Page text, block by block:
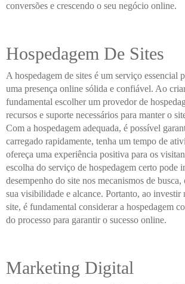
conversões e crescendo o seu negócio online.
Hospedagem De Sites
A hospedagem de sites é um serviço essencial
uma presença online sólida e confiável. Ao
fundamental escolher um provedor de
recursos e suporte necessários para manter o
Com a hospedagem adequada, é possível
carregado rapidamente, tenha um tempo de
ofereça uma experiência positiva para os
escolha do serviço de hospedagem certo pode
desempenho do site nos mecanismos de
sua visibilidade e alcance. Portanto, ao investir
site, é fundamental considerar a hospedagem
do processo para garantir o sucesso online.
Marketing Digital